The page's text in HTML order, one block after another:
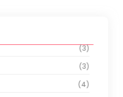
(3)
(3)
(4)